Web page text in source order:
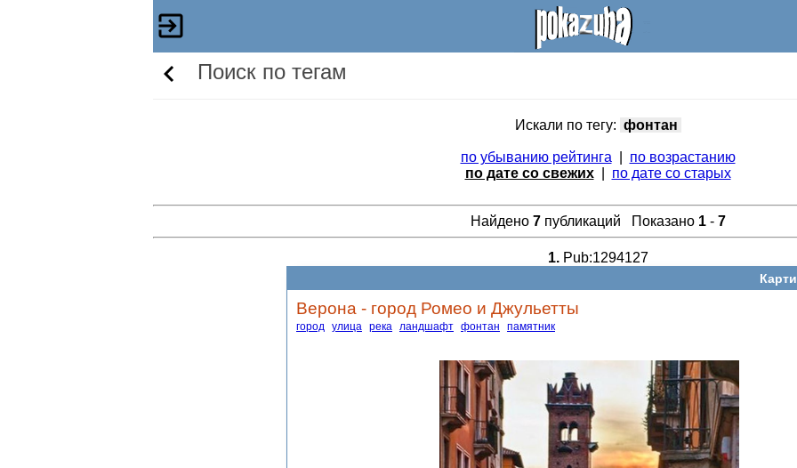
Поиск по тегам
Искали по тегу: фонтан
по убыванию рейтинга
по возрастанию
по дате со свежих| по дате со старых
Найдено 7публикаций Показано 1- 7
1.Pub:1294127
Верона - город Ромео и Джульетты
город улица река ландшафт фонтан памятник